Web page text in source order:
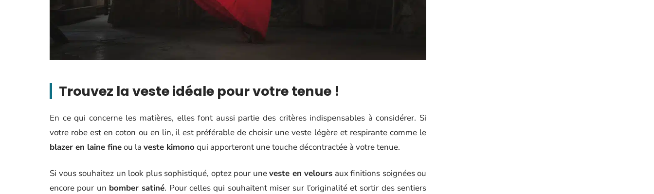
Trouvez la veste idéale pour votre tenue !
En ce qui concerne les matières, elles font aussi partie des critères indispensables à considérer. Si
votre robe est en coton ou en lin, il est préférable de choisir une veste légère et respirante comme le
blazer en laine fineou la veste kimono qui apporteront une touche décontractée à votre tenue.
Si vous souhaitez un look plus sophistiqué, optez pour uneveste en velours aux finitions soignées ou
encore pour un bomber satiné. Pour celles qui souhaitent miser sur l’originalité et sortir des sentiers